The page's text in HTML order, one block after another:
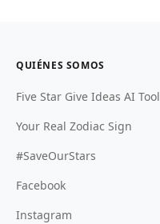
QUIÉNES SOMOS
Five Star Give Ideas AI Tool
Your Real Zodiac Sign
#SaveOurStars
Facebook
Instagram